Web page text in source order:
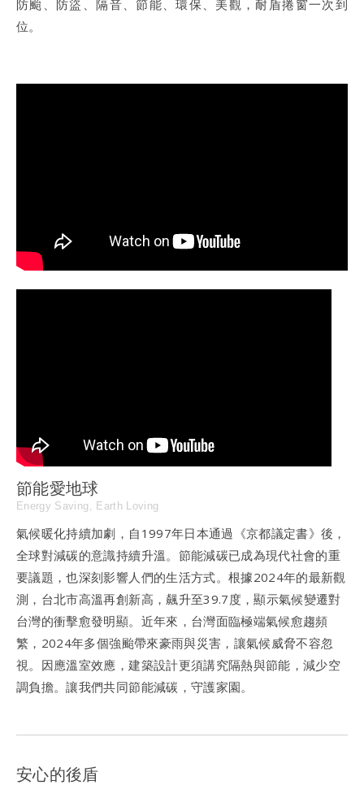
防颱、防盜、隔音、節能、環保、美觀，耐盾捲窗一次到
位。
節能愛地球
Energy Saving, Earth Loving
氣候暖化持續加劇，自1997年日本通過《京都議定書》後，
全球對減碳的意識持續升溫。節能減碳已成為現代社會的重
要議題，也深刻影響人們的生活方式。根據2024年的最新觀
測，台北市高溫再創新高，飆升至39.7度，顯示氣候變遷對
台灣的衝擊愈發明顯。近年來，台灣面臨極端氣候愈趨頻
繁，2024年多個強颱帶來豪雨與災害，讓氣候威脅不容忽
視。因應溫室效應，建築設計更須講究隔熱與節能，減少空
調負擔。讓我們共同節能減碳，守護家園。
安心的後盾